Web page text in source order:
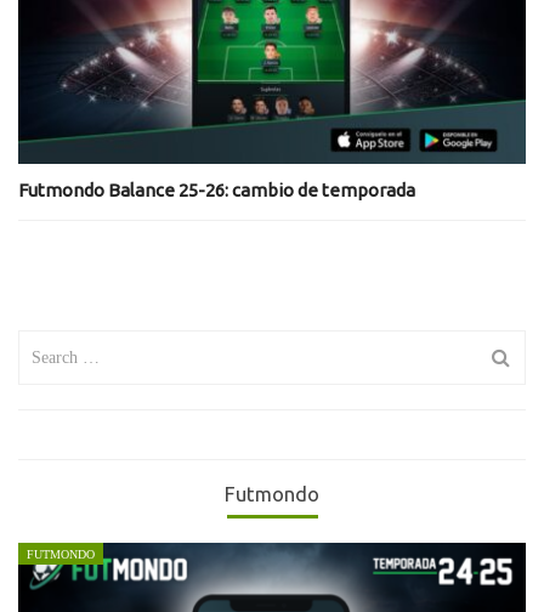
Futmondo Balance 25-26: cambio de temporada
Futmondo
FUTMONDO